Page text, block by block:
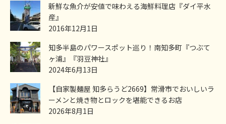
新鮮な魚介が安値で味わえる海鮮料理店『ダイ平水
産』
2016年12月1日
知多半島のパワースポット巡り！南知多町『つぶて
ヶ浦』『羽豆神社』
2024年6月13日
【自家製麺屋 知多らうど2669】常滑市でおいしいラ
ーメンと焼き物とロックを堪能できるお店
2026年8月1日